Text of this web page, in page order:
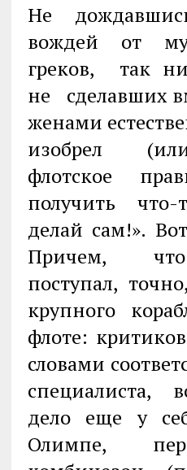
Не
вождей от
греков, так
не сделавших
женами
изобрел
флотское
получить
делай сам!».
Причем,
поступал,
крупного
флоте:
словами
специалиста,
дело еще у
Олимпе,